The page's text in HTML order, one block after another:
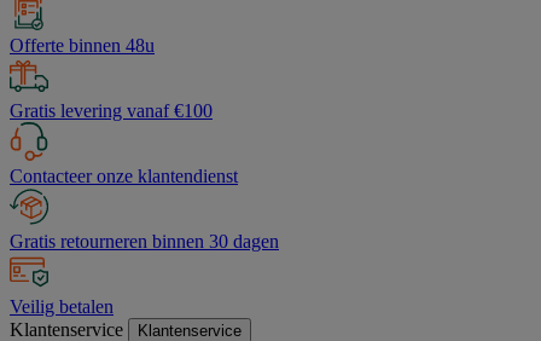
Offerte binnen 48u
Gratis levering vanaf €100
Contacteer onze klantendienst
Gratis retourneren binnen 30 dagen
Veilig betalen
Klantenservice
Klantenservice